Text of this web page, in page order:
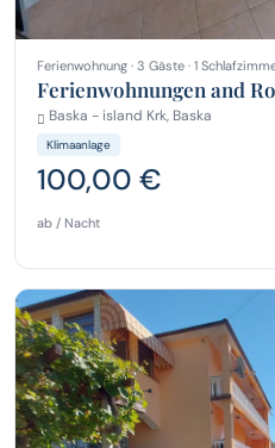
Ferienwohnung · 3 Gäste · 1
Ferienwohnungen and
Baska - island Krk, Baska
Klimaanlage
100,00 €
ab / Nacht